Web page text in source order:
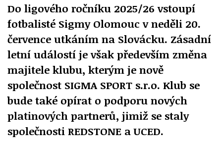
Do ligového ročníku 2025/26 vstoupí
fotbalisté Sigmy Olomouc v neděli 20.
července utkáním na Slovácku. Zásadní
letní událostí je však především změna
majitele klubu, kterým je nově
společnost SIGMA SPORT s.r.o. Klub se
bude také opírat o podporu nových
platinových partnerů, jimiž se staly
společnosti REDSTONE a UCED.